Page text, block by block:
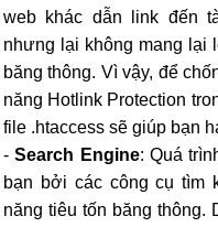
web khác dẫn link đến
nhưng lại không mang lại
băng thông. Vì vậy, để
năng Hotlink Protection
file .htaccess sẽ giúp bạn
-Search Engine: Quá
bạn bởi các công cụ tìm
năng tiêu tốn băng thông.